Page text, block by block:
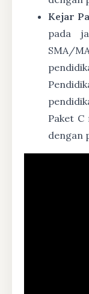
Kejar
pada
SMA/
Paket C
dengan